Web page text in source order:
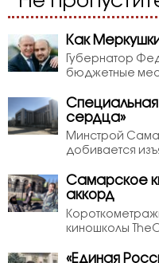
Как
Губернатор
бюджетные
Специальная
сердца»
Минстрой
добивается
Самарское
аккорд
киношколы
«Единая